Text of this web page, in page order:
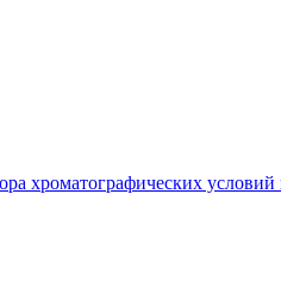
хроматографических